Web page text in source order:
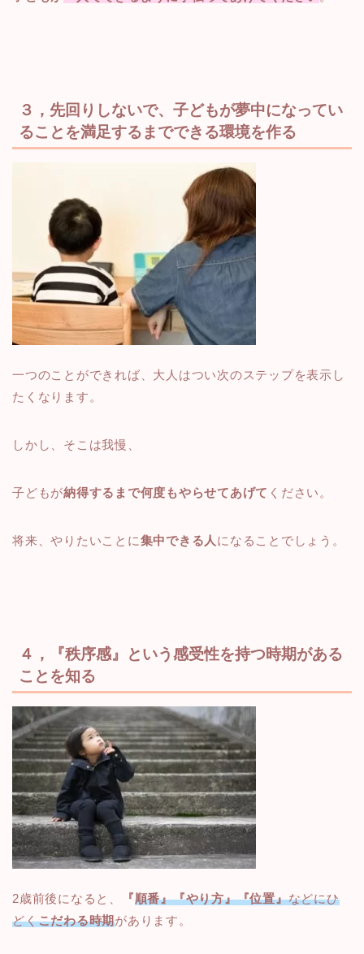
３， 先回りしないで、子どもが夢中になってい
ることを満足するまでできる環境を作る
一つのことができれば、大人はつい次のステップを表示し
たくなります。
しかし、そこは我慢、
子どもが納得するまで何度もやらせてあげて ください。
将来、やりたいことに集中できる人 になることでしょう。
４，『秩序感』という感受性を持つ時期がある
ことを知る
2歳前後になると、 『順番』『やり方』『位置』などにひ
どくこだわる時期があります。